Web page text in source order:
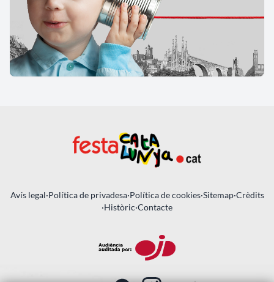
Avís legal·Política de privadesa·Política de cookies·Sitemap·Crèdits
·Històric·Contacte